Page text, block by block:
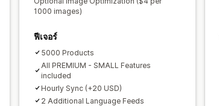
1000 images)
ฟีเจอร์
5000 Products
All PREMIUM - SMALL Features
included
Hourly Sync (+20 USD)
2 Additional Language Feeds